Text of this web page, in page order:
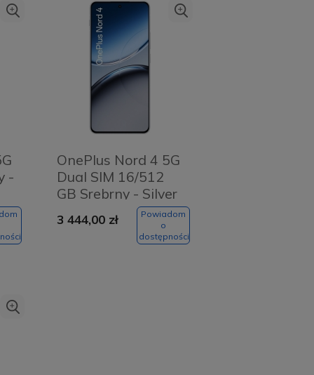
-
OnePlus Nord 4 5G
Dual SIM 16/512
GB Srebrny - Silver
3 444,00 zł
Powiadom
o
dostępności